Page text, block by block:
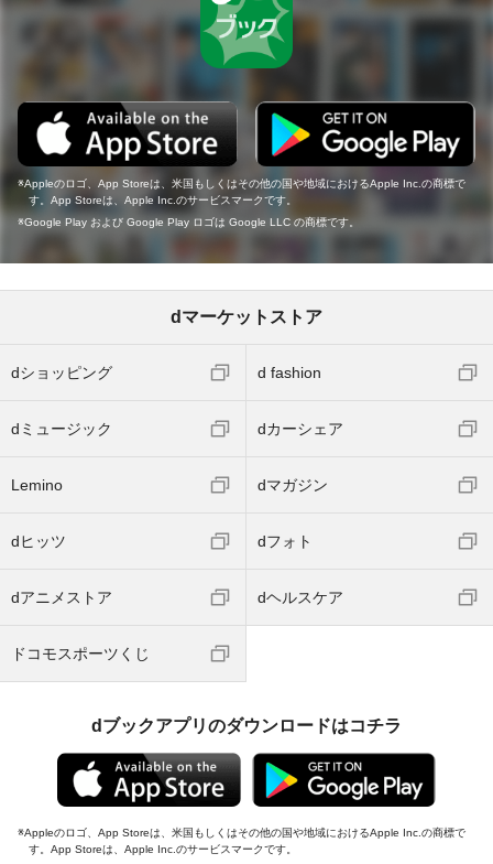
Appleのロゴ、App Storeは、米国もしくはその他の国や地域におけるApple Inc.の商標で
す。App Storeは、Apple Inc.のサービスマークです。
Google Play および Google Play ロゴは Google LLC の商標です。
dマーケットストア
dショッピング d fashion
dミュージック dカーシェア
Lemino dマガジン
dヒッツ dフォト
dアニメストア dヘルスケア
ドコモスポーツくじ
dブックアプリのダウンロードはコチラ
Appleのロゴ、App Storeは、米国もしくはその他の国や地域におけるApple Inc.の商標で
す。App Storeは、Apple Inc.のサービスマークです。